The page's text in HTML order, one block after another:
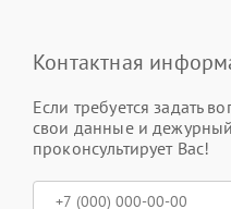
Контактная
Если требуется задать
свои данные и
проконсультирует Вас!